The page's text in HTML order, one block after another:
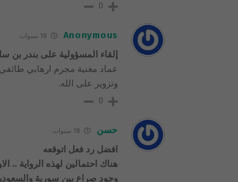
0
Anonymous 18 سنوات
إلقاء المسؤولية على بندر
وتزوير على الله.
0
حسن 18 سنوات
افضل رد فعل اتوقعه
هناك احتمالين لهذه الرواية ..
وجود صراع بين سورية